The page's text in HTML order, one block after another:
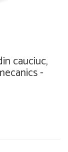
cauciuc,
-